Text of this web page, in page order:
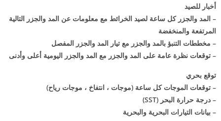
أخبار للصيد
– المد والجزر كل ساعة لصيد الخرائط مع معلومات عن المد والجزر التالية
المرتفعة والمنخفضة
– مخططات التنبؤ بالمد والجزر مع تيار المد والجزر المفصل
– توقعات نظرة عامة على المد والجزر مع المد والجزر اليومية أعلى وأدنى
توقع بحري
– توقعات الموجات كل ساعة (موجات ، انتفاخ ، موجات رياح)
– درجة حرارة البحر (SST)
– بيانات التيارات البحرية والبحرية